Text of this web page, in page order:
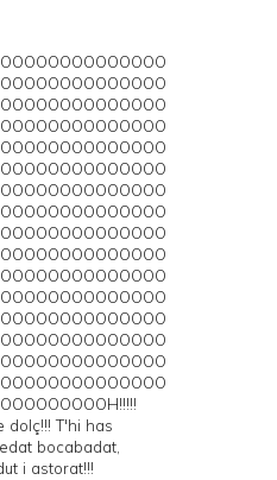
dolç!!! T'hi has
bocabadat,
i astorat!!!